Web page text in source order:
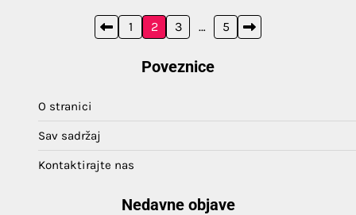
1 2 3 … 5
Poveznice
O stranici
Sav sadržaj
Kontaktirajte nas
Nedavne objave